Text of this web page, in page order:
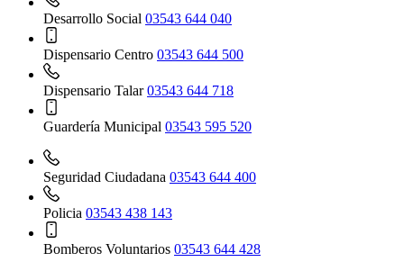
Desarrollo Social 03543 644 040
Dispensario Centro 03543 644 500
Dispensario Talar03543 644 718
Guardería Municipal 03543 595 520
Seguridad Ciudadana 03543 644 400
Policia 03543 438 143
Bomberos Voluntarios 03543 644 428